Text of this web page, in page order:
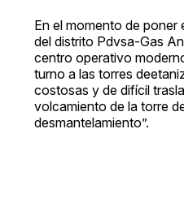
En el momento de
del distrito Pdvsa-Gas
centro operativo
turno a las torres
costosas y de difícil
volcamiento de la torre
desmantelamiento”.